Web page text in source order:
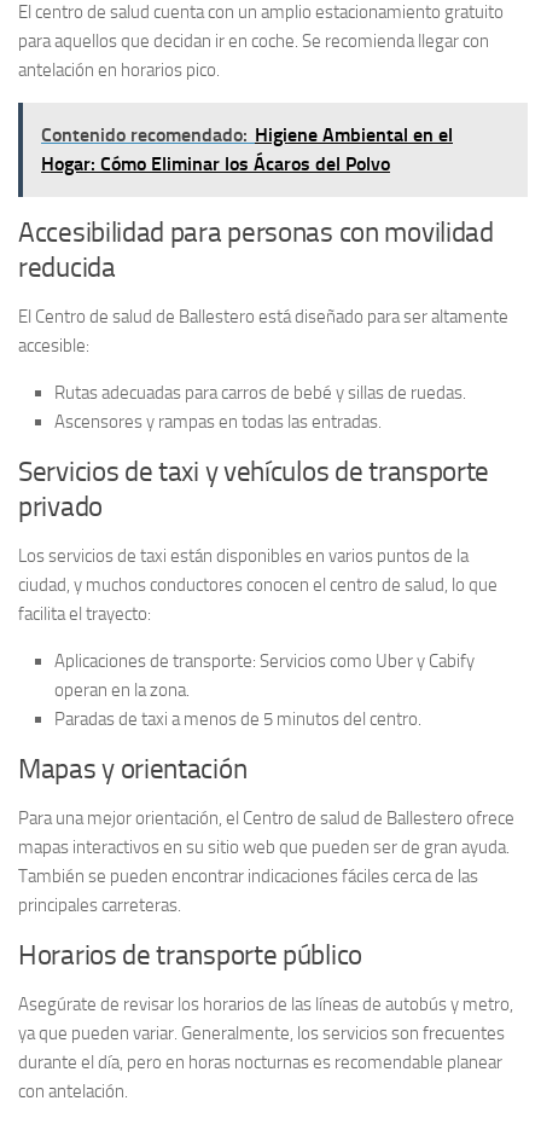
El centro de salud cuenta con un amplio estacionamiento gratuito
para aquellos que decidan ir en coche. Se recomienda llegar con
antelación en horarios pico.
Contenido recomendado: Higiene Ambiental en el
Hogar: Cómo Eliminar los Ácaros del Polvo
Accesibilidad para personas con movilidad
reducida
El Centro de salud de Ballestero está diseñado para ser altamente
accesible:
Rutas adecuadas paracarros de bebé y sillas de ruedas.
Ascensores y rampas en todas las entradas.
Servicios de taxi y vehículos de transporte
privado
Los servicios de taxi están disponibles en varios puntos de la
ciudad, y muchos conductores conocen el centro de salud, lo que
facilita el trayecto:
Aplicaciones de transporte: Servicios como Uber y Cabify
operan en la zona.
Paradas de taxi a menos de 5 minutos del centro.
Mapas y orientación
Para una mejor orientación, el Centro de salud de Ballestero ofrece
mapas interactivos en su sitio web que pueden ser de gran ayuda.
También se pueden encontrar indicaciones fáciles cerca de las
principales carreteras.
Horarios de transporte público
Asegúrate de revisar los horarios de las líneas de autobús y metro,
ya que pueden variar. Generalmente, los servicios son frecuentes
durante el día, pero en horas nocturnas es recomendable planear
con antelación.